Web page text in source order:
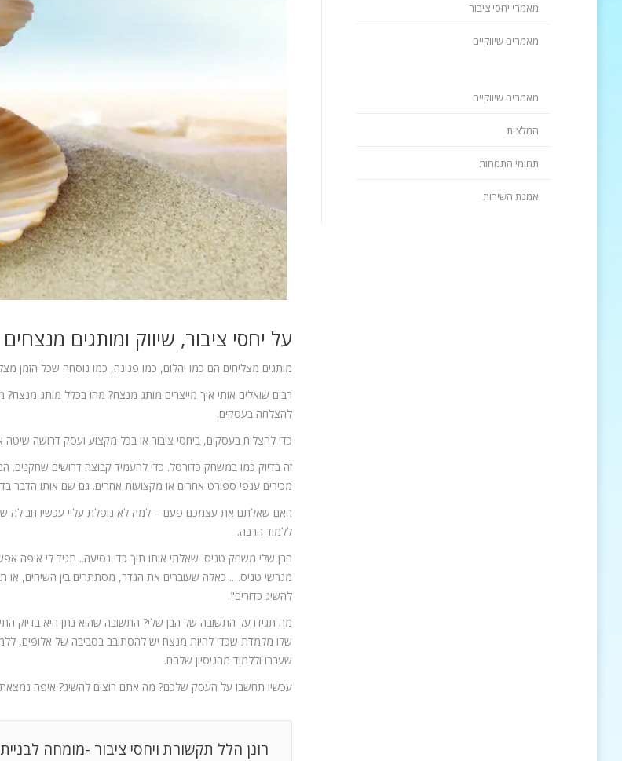
על יחסי ציבור, שיווק ומותגים מנצחים
מותגים מצליחים הם כמו יהלום, כמו פנינה, כמו נוסחה שכל הזמן
רבים שואלים אותי איך מייצרים מותג מנצח? מהו בכלל מותג
להצלחה בעסקים.
כדי להצליח בעסקים, ביחסי ציבור או בכל מקצוע ועסק דרושה שיטה
זה בדיוק כמו במשחק כדורסל. כדי להעמיד קבוצה דרושים שחקנים.
מכירים ענפי ספורט אחרים או מקצועות אחרים. גם שם אותו הדבר
האם שאלתם את עצמכם פעם – למה לא נופלת עליי עכשיו חבילה של
ללמוד הרבה.
הבן שלי משחק טניס. שאלתי אותו תוך כדי נסיעה.. תגיד לי איפה
מגרשי טניס…. כאלה שעוברים את הגדר, מסתתרים בין השיחים, או
להשיג כדורים".
מה תגידו על התשובה של הבן שלי? התשובה שהוא נתן היא בדיוק
שלו מלמדת שכדי להיות מנצח יש להסתובב בסביבה של אלופים,
שעברו וללמוד מהניסיון שלהם.
עכשיו תחשבו על העסק שלכם? מה אתם רוצים להשיג? איפה
רונן הלל תקשורת ויחסי ציבור -מומחה
מאמרי יחסי ציבור
מאמרים שיווקיים
מאמרים שיווקיים
המלצות
תחומי התמחות
אמנת השירות